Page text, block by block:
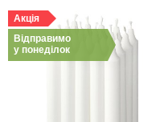
Акція
Відправимо
у понеділок